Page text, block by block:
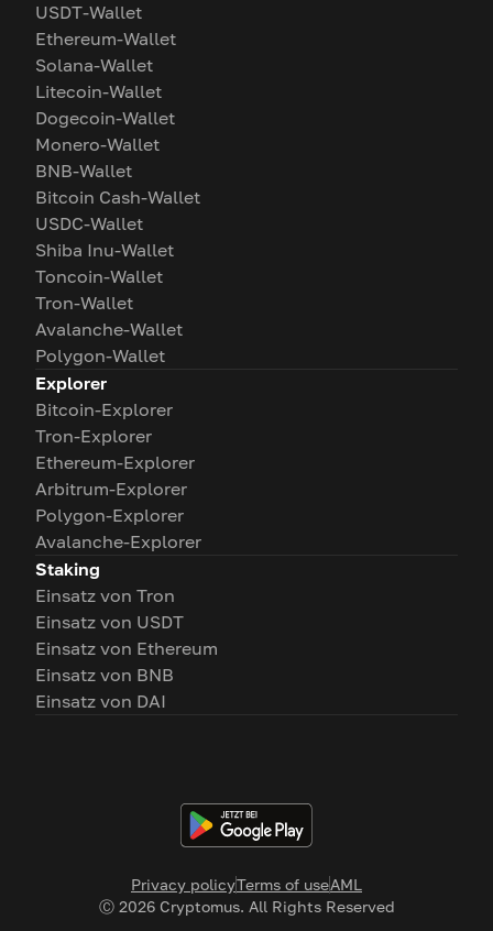
Privacy policyTerms of useAML
Ⓒ 2026Cryptomus. All Rights Reserved
USDT-Wallet
Ethereum-Wallet
Solana-Wallet
Litecoin-Wallet
Dogecoin-Wallet
Monero-Wallet
BNB-Wallet
Bitcoin Cash-Wallet
USDC-Wallet
Shiba Inu-Wallet
Toncoin-Wallet
Tron-Wallet
Avalanche-Wallet
Polygon-Wallet
Explorer
Bitcoin-Explorer
Tron-Explorer
Ethereum-Explorer
Arbitrum-Explorer
Polygon-Explorer
Avalanche-Explorer
Staking
Einsatz von Tron
Einsatz von USDT
Einsatz von Ethereum
Einsatz von BNB
Einsatz von DAI